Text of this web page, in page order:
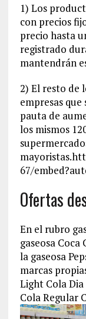
1) Los
con precios
precio hasta
registrado
mantendrán
2) El resto de
empresas
pauta de
los mismos
67/
Ofertas
En el rubro
gaseosa
la gaseosa
marcas
Light Cola Dia
Cola Regular